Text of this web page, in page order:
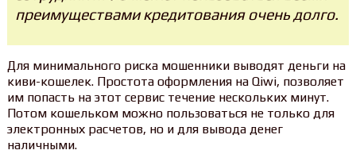
преимуществами кредитования очень долго.
Для минимального риска мошенники выводят деньги на
киви-кошелек. Простота оформления на Qiwi, позволяет
им попасть на этот сервис течение нескольких минут.
Потом кошельком можно пользоваться не только для
электронных расчетов, но и для вывода денег
наличными.